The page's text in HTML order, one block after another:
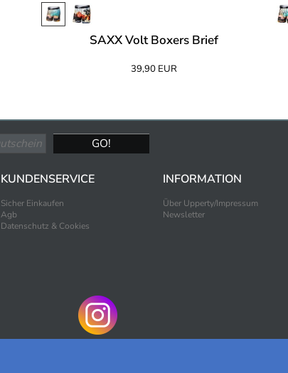
SAXX Volt Boxers Brief
39,90 EUR
KUNDENSERVICE
Sicher Einkaufen
Agb
Datenschutz & Cookies
INFORMATION
Über Upperty/Impressum
Newsletter